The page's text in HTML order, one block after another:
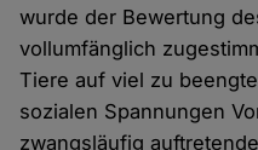
wurde der Bewertung
vollumfänglich
Tiere auf viel zu
sozialen Spannungen
zwangsläufig